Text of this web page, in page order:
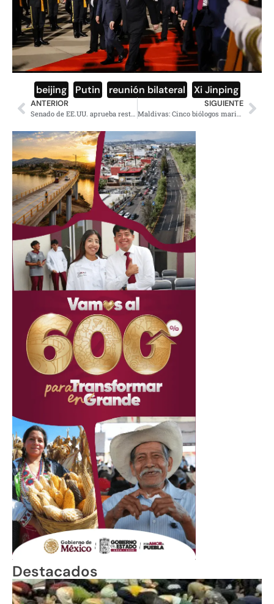
beijing Putin reunión bilateral Xi Jinping
ANTERIOR
Senado de EE.UU. aprueba restringir la guerra a Trump
SIGUIENTE
Maldivas: Cinco biólogos marinos y buzos mueren en una cueva
Destacados